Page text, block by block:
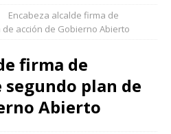
Encabeza alcalde firma de
acción de Gobierno Abierto
firma de
plan de
Abierto